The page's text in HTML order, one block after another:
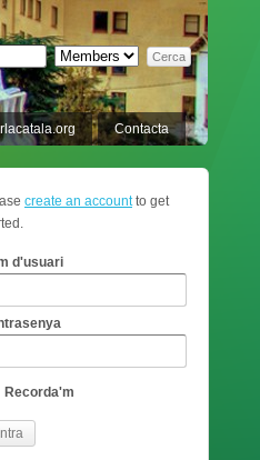
Contacta
create an accountto get
d'usuari
Recorda'm